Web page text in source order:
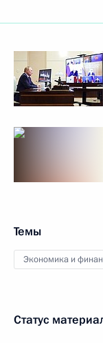
Темы
Экономика и
Статус